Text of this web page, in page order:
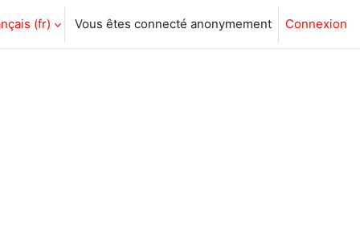
‎(fr)‎ Vous êtes connecté anonymement Connexion